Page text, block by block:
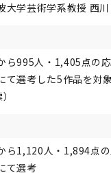
大学芸術学系教授 西
ら995人・1,405点の応
て選考した5作品を対
ら1,120人・1,894点の
て選考